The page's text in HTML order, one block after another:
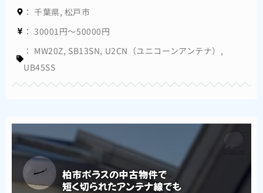
： 千葉県, 松戸市
： 30001円～50000円
： MW20Z, SB13SN, U2CN（ユニコーンアンテナ） ,
UB45SS